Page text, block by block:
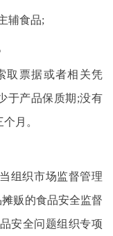
辅食品;
取票据或者相关凭
于产品保质期;没有
月。
组织市场监督管理
贩的食品安全监督
安全问题组织专项